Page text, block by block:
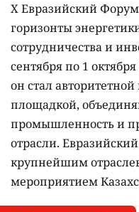
X Евразийский
горизонты
сотрудничества и
сентября по 1
он стал
площадкой,
промышленность и
отрасли.
крупнейшим
мероприятием